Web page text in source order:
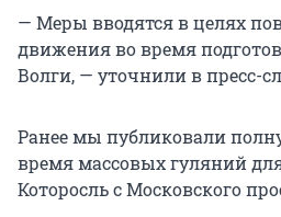
— Меры вводятся в целях
движения во время
Волги, — уточнили в пресс-
Ранее мы публиковали
время массовых гуляний
Которосль с Московского